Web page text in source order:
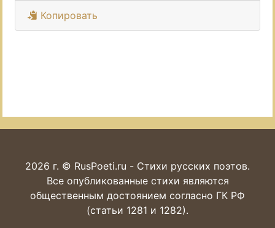
Копировать
2026 г. © RusPoeti.ru - Стихи русских поэтов.
Все опубликованные стихи являются
общественным достоянием согласно ГК РФ
(статьи 1281 и 1282).